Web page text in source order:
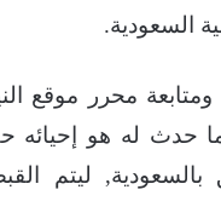
السعودية.
محرر موقع
حدث له هو إحيائه
بالسعودية, ليتم